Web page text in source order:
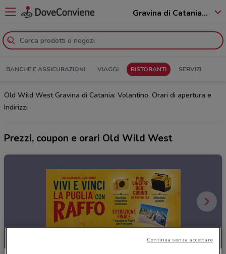
Gravina di Catania - 95030
BANCHE E ASSICURAZIONI VIAGGI RISTORANTI SERVIZI
Old Wild West Gravina di Catania: Volantino, Orari di apertura e
Indirizzi
Prezzi, coupon e orari Old Wild West
Continua senza accettare